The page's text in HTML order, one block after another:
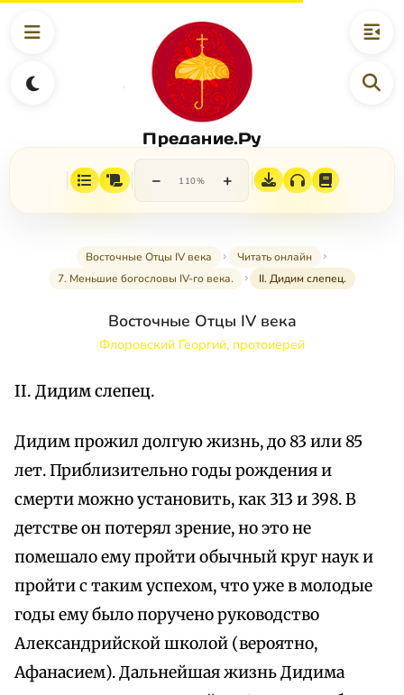
Предание.Ру
− 110% +
Восточные Отцы IV века
Читать онлайн
7. Меньшие богословы IV-го века.
II. Дидим слепец.
Восточные Отцы IV века
Флоровский Георгий, протоиерей
II. Дидим слепец.
Дидим прожил долгую жизнь, до 83 или 85
лет. Приблизительно годы рождения и
смерти можно установить, как 313 и 398. В
детстве он потерял зрение, но это не
помешало ему пройти обычный круг наук и
пройти с таким успехом, что уже в молодые
годы ему было поручено руководство
Александрийской школой (вероятно,
Афанасием). Дальнейшая жизнь Дидима